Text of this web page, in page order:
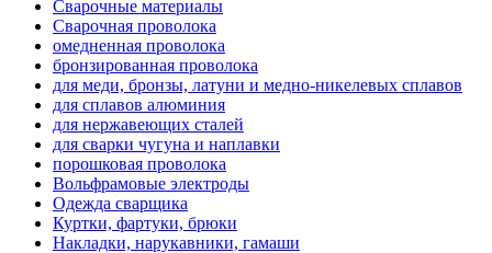
Сварочные материалы
Сварочная проволока
омедненная проволока
бронзированная проволока
для меди, бронзы, латуни и медно-никелевых сплавов
для сплавов алюминия
для нержавеющих сталей
для сварки чугуна и наплавки
порошковая проволока
Вольфрамовые электроды
Одежда сварщика
Куртки, фартуки, брюки
Накладки, нарукавники, гамаши